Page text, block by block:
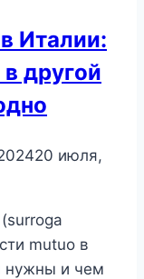
Италии:
другой
20 июля,
mutuo в
нужны и чем